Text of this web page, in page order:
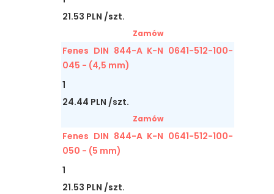
21.53 PLN /szt.
Zamów
Fenes DIN 844-A K-N 0641-512-100-
045 - (4,5 mm)
1
24.44 PLN /szt.
Zamów
Fenes DIN 844-A K-N 0641-512-100-
050 - (5 mm)
1
21.53 PLN /szt.